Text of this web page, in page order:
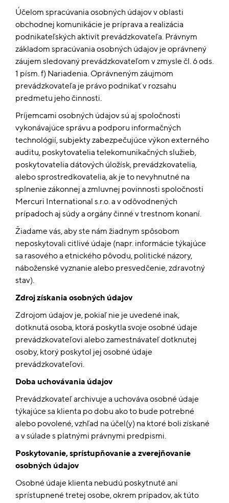
Účelom spracúvania osobných údajov v oblasti
obchodnej komunikácie je príprava a realizácia
podnikateľských aktivít prevádzkovateľa. Právnym
základom spracúvania osobných údajov je oprávnený
záujem sledovaný prevádzkovateľom v zmysle čl. 6 ods.
1 písm. f) Nariadenia. Oprávneným záujmom
prevádzkovateľa je právo podnikať v rozsahu
predmetu jeho činnosti.
Príjemcami osobných údajov sú aj spoločnosti
vykonávajúce správu a podporu informačných
technológií, subjekty zabezpečujúce výkon externého
auditu, poskytovatelia telekomunikačných služieb,
poskytovatelia dátových úložísk, prevádzkovatelia,
alebo sprostredkovatelia, ak je to nevyhnutné na
splnenie zákonnej a zmluvnej povinnosti spoločnosti
Mercuri International s.r.o. a v odôvodnených
prípadoch aj súdy a orgány činné v trestnom konaní.
Žiadame vás, aby ste nám žiadnym spôsobom
neposkytovali citlivé údaje (napr. informácie týkajúce
sa rasového a etnického pôvodu, politické názory,
náboženské vyznanie alebo presvedčenie, zdravotný
stav).
Zdroj získania osobných údajov
Zdrojom údajov je, pokiaľ nie je uvedené inak,
dotknutá osoba, ktorá poskytla svoje osobné údaje
prevádzkovateľovi alebo zamestnávateľ dotknutej
osoby, ktorý poskytol jej osobné údaje
prevádzkovateľovi.
Doba uchovávania údajov
Prevádzkovateľ archivuje a uchováva osobné údaje
týkajúce sa klienta po dobu ako to bude potrebné
alebo povolené, vzhľad na účel(y) na ktoré boli získané
a v súlade s platnými právnymi predpismi.
Poskytovanie, sprístupňovanie a zverejňovanie
osobných údajov
Osobné údaje klienta nebudú poskytnuté ani
sprístupnené tretej osobe, okrem prípadov, ak túto